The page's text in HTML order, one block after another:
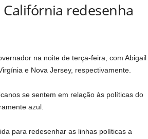
redesenha
na noite de terça-feira, com Abigail
e Nova Jersey, respectivamente.
se sentem em relação às políticas do
azul.
para redesenhar as linhas políticas a